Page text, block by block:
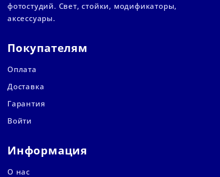
фотостудий. Свет, стойки, модификаторы,
аксессуары.
Покупателям
Оплата
Доставка
Гарантия
Войти
Информация
О нас